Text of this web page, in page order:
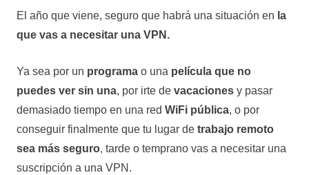
El año que viene, seguro que habrá una situación en la
que vas a necesitar una VPN.
Ya sea por un programao una película que no
puedes ver sin una, por irte de vacacionesy pasar
demasiado tiempo en una red WiFi pública, o por
conseguir finalmente que tu lugar de trabajo remoto
sea más seguro, tarde o temprano vas a necesitar una
suscripción a una VPN.